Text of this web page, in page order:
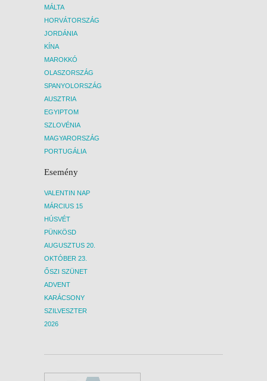
MÁLTA
HORVÁTORSZÁG
JORDÁNIA
KÍNA
MAROKKÓ
OLASZORSZÁG
SPANYOLORSZÁG
AUSZTRIA
EGYIPTOM
SZLOVÉNIA
MAGYARORSZÁG
PORTUGÁLIA
Esemény
VALENTIN NAP
MÁRCIUS 15
HÚSVÉT
PÜNKÖSD
AUGUSZTUS 20.
OKTÓBER 23.
ŐSZI SZÜNET
ADVENT
KARÁCSONY
SZILVESZTER
2026